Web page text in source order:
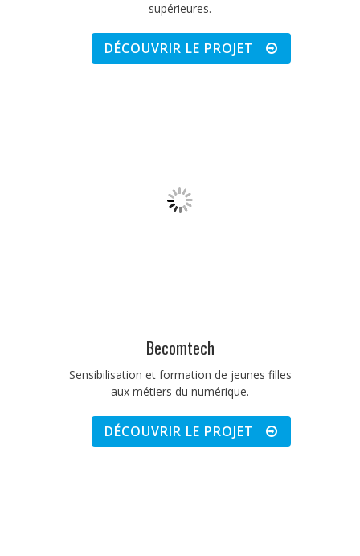
supérieures.
DÉCOUVRIR LE PROJET
Becomtech
Sensibilisation et formation de jeunes filles
aux métiers du numérique.
DÉCOUVRIR LE PROJET